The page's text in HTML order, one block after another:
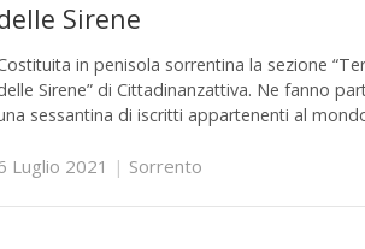
Sirene
in penisola sorrentina la sezione
Sirene” di Cittadinanzattiva. Ne fanno
sessantina di iscritti appartenenti al
Luglio 2021 | Sorrento